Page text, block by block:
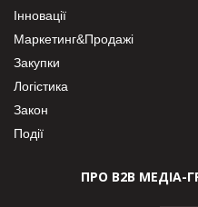
Інновації
Маркетинг&Продажі
Закупки
Логістика
Закон
Події
ПРО В2В МЕДІА-